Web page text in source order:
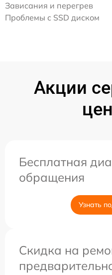
Зависания и перегрев
Проблемы с SSD диском
Акции
Бесплатная
обращения
Узнать
Скидка на